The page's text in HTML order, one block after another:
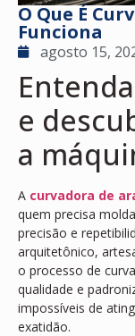
O Que É
Funciona
agosto 15,
e
a
A curvadora de
quem precisa
precisão e
arquitetônico,
o processo de
qualidade e
impossíveis de
exatidão.